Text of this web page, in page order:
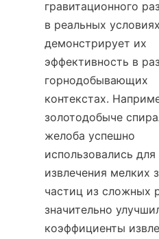
гравитационного
в реальных условиях
демонстрирует их
эффективность в
горнодобывающих
контекстах.
золотодобыче
желоба успешно
использовались для
извлечения мелких
частиц из сложных
значительно
коэффициенты